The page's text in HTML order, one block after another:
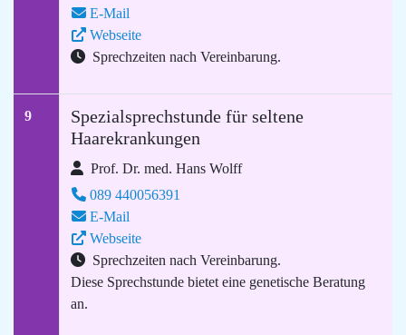
E-Mail
Webseite
Sprechzeiten nach Vereinbarung.
9
Spezialsprechstunde für seltene
Haarekrankungen
Prof. Dr. med. Hans Wolff
089 440056391
E-Mail
Webseite
Sprechzeiten nach Vereinbarung.
Diese Sprechstunde bietet eine genetische Beratung
an.